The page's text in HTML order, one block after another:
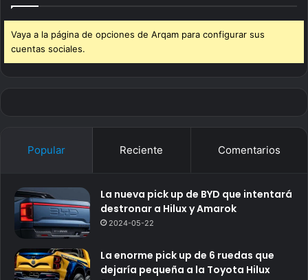
Vaya a la página de opciones de Arqam para configurar sus
cuentas sociales.
Popular Reciente Comentarios
La nueva pick up de BYD que intentará
destronar a Hilux y Amarok
2024-05-22
La enorme pick up de 6 ruedas que
dejaría pequeña a la Toyota Hilux